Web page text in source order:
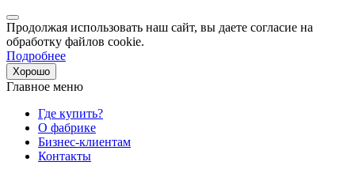
Продолжая использовать наш сайт, вы даете согласие на
обработку файлов cookie.
Подробнее
Хорошо
Главное меню
Где купить?
О фабрике
Бизнес-клиентам
Контакты